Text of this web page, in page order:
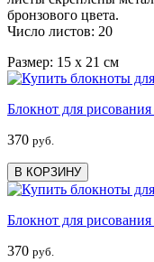
бронзового цвета.
Число листов: 20
Размер: 15 х 21 см
Блокнот для рисования
370 руб.
В КОРЗИНУ
Блокнот для рисования
370 руб.